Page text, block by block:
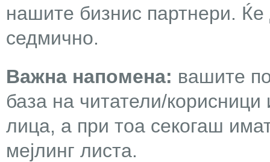
нашите бизнис партнери.
седмично.
Важна напомена: вашите
база на читатели/
лица, а при тоа секогаш
мејлинг листа.